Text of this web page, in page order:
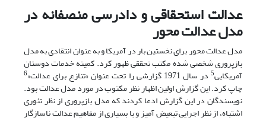
عدالت استحقاقی و دادرسی منصفانه در
مدل عدالت محور
مدل عدالت محور برای نخستین بار در آمریکا و به عنوان انتقادی به مدل
بازپروری شخصی شده مکتب تحققی ظهور کرد. کمیته خدمات دوستان
آمریکایی5در سال 1971 گزارشی را تحت عنوان «تنازع برای عدالت» 6
چاپ کرد. این گزارش اولین اظهار نظر مکتوب در مورد مدل عدالت بود.
نویسندگان در این گزارش ادعا کردند که مدل بازپروری از نظر تئوری
اشتباه، از نظر اجرایی تبعیض آمیز و با بسیاری از مفاهیم عدالت ناسازگار